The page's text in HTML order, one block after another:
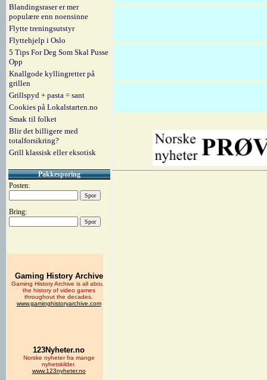
Blandingsraser er mer
populære enn noensinne
Flytte treningsutstyr
Flyttehjelp i Oslo
5 Tips For Deg Som Skal Pusse
Opp
Knallgode kyllingretter på
grillen
Grillspyd + pasta = sant
Cookies på Lokalstarten.no
Smak til folket
Blir det billigere med
totalforsikring?
Grill klassisk eller eksotisk
Pakkesporing
Posten:
Bring: